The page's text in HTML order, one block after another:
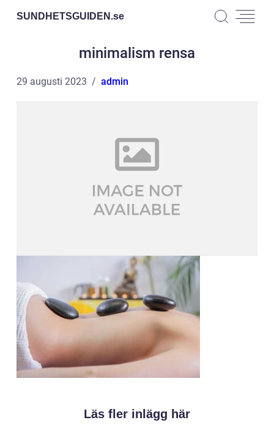
SUNDHETSGUIDEN.se
minimalism rensa
29 augusti 2023 admin
Läs fler inlägg här